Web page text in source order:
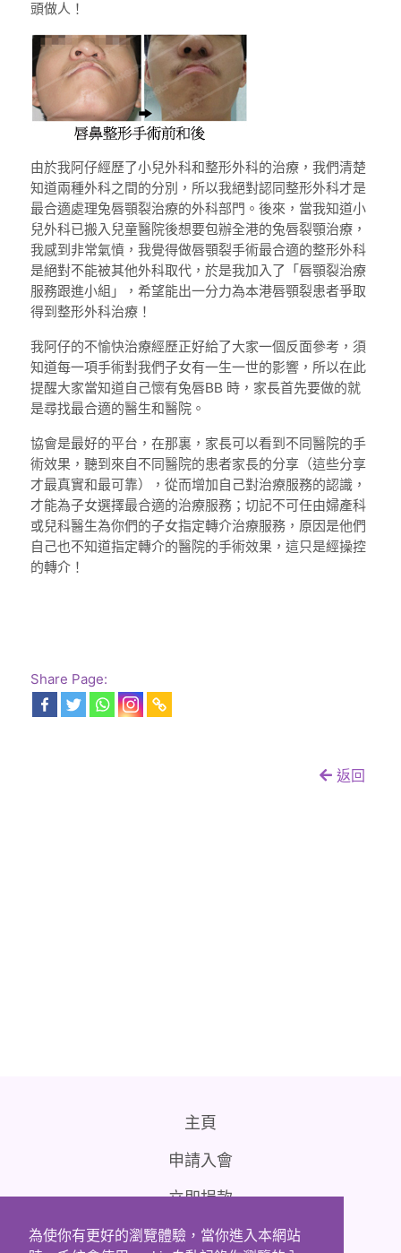
為使你有更好的瀏覽體驗，當你進入本網站
頭做人！
由於我阿仔經歷了小兒外科和整形外科的治療，我們清楚
知道兩種外科之間的分別，所以我絕對認同整形外科才是
最合適處理兔唇顎裂治療的外科部門。後來，當我知道小
兒外科已搬入兒童醫院後想要包辦全港的兔唇裂顎治療，
我感到非常氣憤，我覺得做唇顎裂手術最合適的整形外科
是絕對不能被其他外科取代，於是我加入了「唇顎裂治療
服務跟進小組」，希望能出一分力為本港唇顎裂患者爭取
得到整形外科治療！
我阿仔的不愉快治療經歷正好給了大家一個反面參考，須
知道每一項手術對我們子女有一生一世的影響，所以在此
提醒大家當知道自己懷有兔唇BB 時，家長首先要做的就
是尋找最合適的醫生和醫院。
協會是最好的平台，在那裏，家長可以看到不同醫院的手
術效果，聽到來自不同醫院的患者家長的分享（這些分享
才最真實和最可靠），從而增加自己對治療服務的認識，
才能為子女選擇最合適的治療服務；切記不可任由婦產科
或兒科醫生為你們的子女指定轉介治療服務，原因是他們
自己也不知道指定轉介的醫院的手術效果，這只是經操控
的轉介！
Share Page:
返回
主頁
申請入會
立即捐款
聯絡我們